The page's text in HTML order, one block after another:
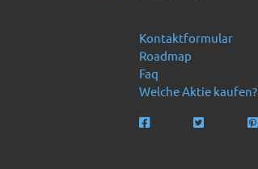
Kontaktformular
Roadmap
Faq
Welche Aktie kaufen?